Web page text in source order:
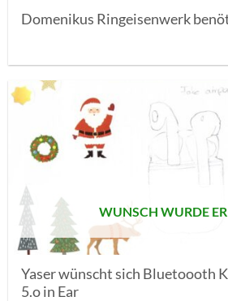
Domenikus Ringeisenwerk
WUNSCH WURDE
Yaser wünscht sich Bluetoooth
5.o in Ear